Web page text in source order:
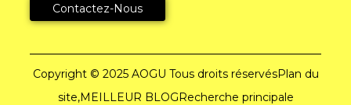
Contactez-Nous
Copyright © 2025 AOGU Tous droits réservésPlan du
site,MEILLEUR BLOGRecherche principale